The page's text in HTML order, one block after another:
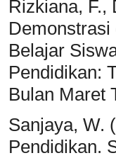
Rizkiana, F.,
Belajar
Pendidikan:
Bulan Maret
Sanjaya, W.
Pendidikan.